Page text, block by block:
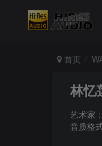
首页
林忆
艺术家
音质格